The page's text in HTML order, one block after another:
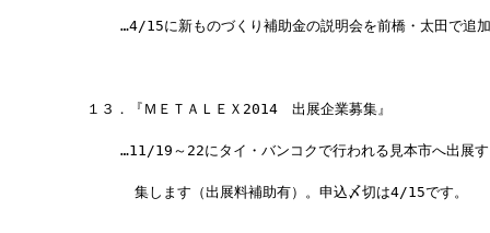
…4/15に新ものづくり補助金の説明会を前橋・太田で追加
１３．『ＭＥＴＡＬＥＸ2014　出展企業募集』
…11/19～22にタイ・バンコクで行われる見本市へ出展す
集します（出展料補助有）。申込〆切は4/15です。